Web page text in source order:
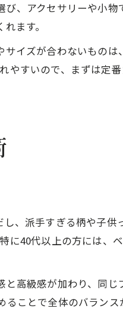
、アクセサリーや小
ます。
イズが合わないものは
やすいので、まずは定
、派手すぎる柄や子供
に40代以上の方には、
高級感が加わり、同
ことで全体のバランス